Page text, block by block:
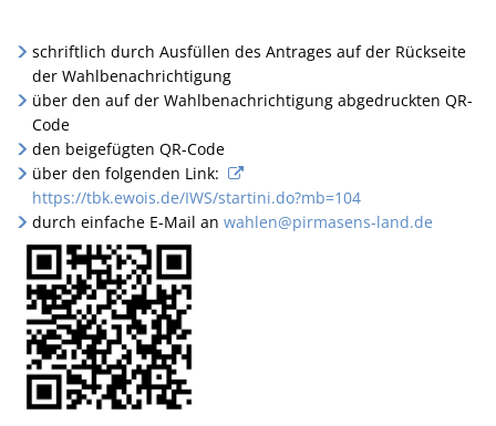
schriftlich durch Ausfüllen des Antrages auf der Rückseite
der Wahlbenachrichtigung
über den auf der Wahlbenachrichtigung abgedruckten QR-
Code
den beigefügten QR-Code
über den folgenden Link:
https://tbk.ewois.de/IWS/startini.do?mb=104
durch einfache E-Mail an wahlen@pirmasens-land.de